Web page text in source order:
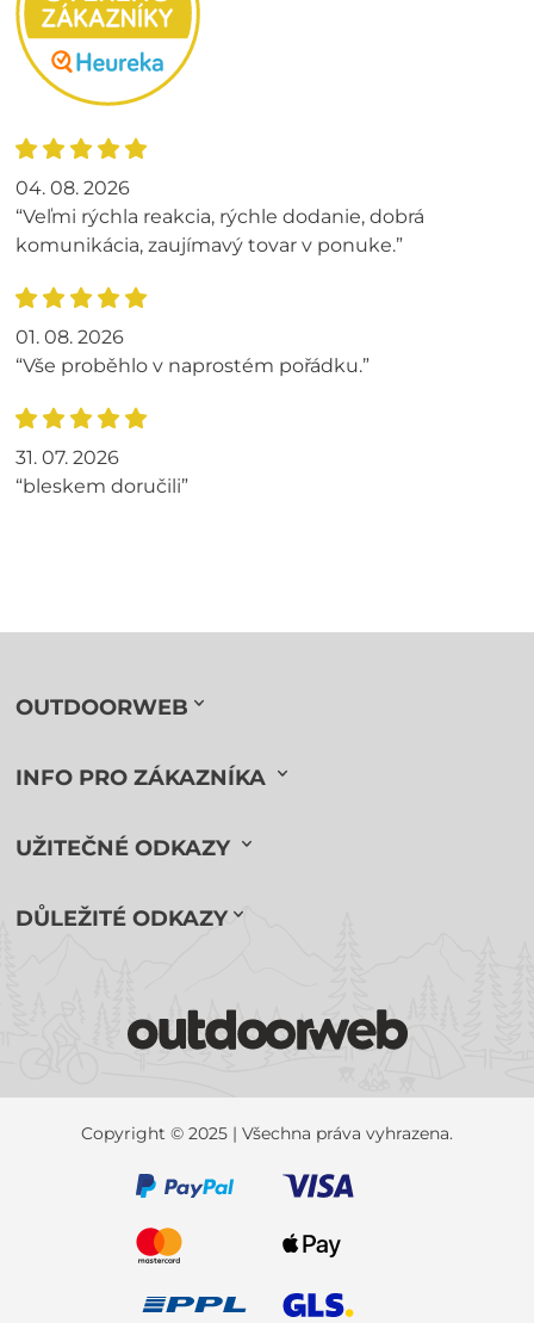
04. 08. 2026
“Veľmi rýchla reakcia, rýchle dodanie, dobrá
komunikácia, zaujímavý tovar v ponuke.”
01. 08. 2026
“Vše proběhlo v naprostém pořádku.”
31. 07. 2026
“bleskem doručili”
OUTDOORWEB
INFO PRO ZÁKAZNÍKA
UŽITEČNÉ ODKAZY
DŮLEŽITÉ ODKAZY
Copyright © 2025 | Všechna práva vyhrazena.